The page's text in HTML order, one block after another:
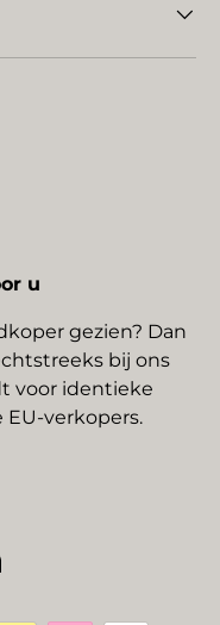
u
gezien? Dan
bij ons
voor identieke
verkopers.